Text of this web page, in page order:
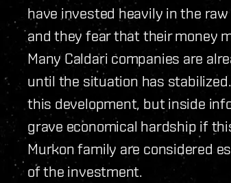
have invested heavily in the
and they fear that their money
Many Caldari companies are
until the situation has
this development, but inside
grave economical hardship if
Murkon family are considered
of the investment.